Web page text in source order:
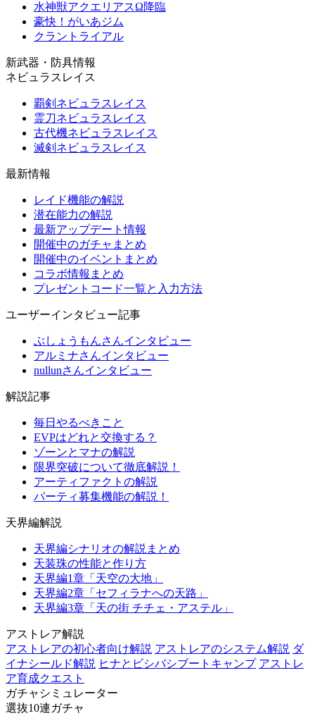
水神獣アクエリアスΩ降臨
豪快！がいあジム
クラントライアル
新武器・防具情報
ネビュラスレイス
覇剣ネビュラスレイス
霊刀ネビュラスレイス
古代機ネビュラスレイス
滅剣ネビュラスレイス
最新情報
レイド機能の解説
潜在能力の解説
最新アップデート情報
開催中のガチャまとめ
開催中のイベントまとめ
コラボ情報まとめ
プレゼントコード一覧と入力方法
ユーザーインタビュー記事
ぶしょうもんさんインタビュー
アルミナさんインタビュー
nullunさんインタビュー
解説記事
毎日やるべきこと
EVPはどれと交換する？
ゾーンとマナの解説
限界突破について徹底解説！
アーティファクトの解説
パーティ募集機能の解説！
天界編解説
天界編シナリオの解説まとめ
天装珠の性能と作り方
天界編1章「天空の大地」
天界編2章「セフィラナへの天路」
天界編3章「天の街 チチェ・アステル」
アストレア解説
アストレアの初心者向け解説 アストレアのシステム解説 ダ
イナシールド解説 ヒナとビシバシブートキャンプ アストレ
ア育成クエスト
ガチャシミュレーター
選抜10連ガチャ